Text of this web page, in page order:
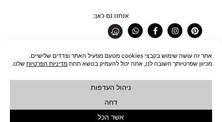
אנחנו גם כאן:
Pinterest
Instagram
Facebook-
f
Whatsapp
רוצים להתעדכן לפני כולם?